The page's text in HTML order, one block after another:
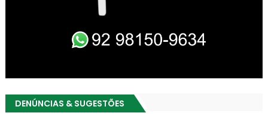
DENÚNCIAS & SUGESTÕES